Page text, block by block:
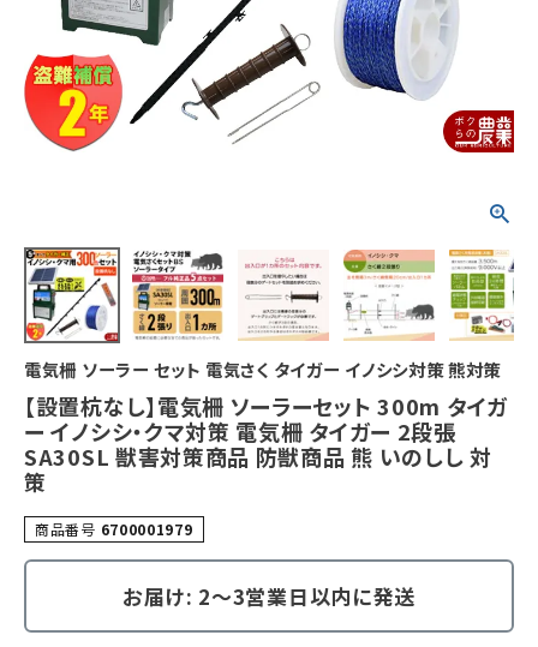
電気柵 ソーラー セット 電気さく タイガー イノシシ対策 熊対策
【設置杭なし】電気柵 ソーラーセット 300m タイガ
ー イノシシ・クマ対策 電気柵 タイガー 2段張
SA30SL 獣害対策商品 防獣商品 熊 いのしし 対
策
商品番号 6700001979
お届け: 2～3営業日以内に発送